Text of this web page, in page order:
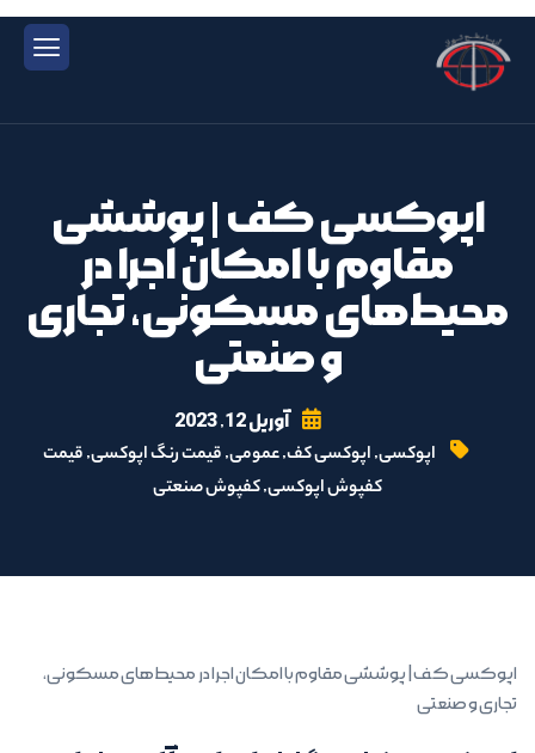
اپوکسی کف | پوششی
مقاوم با امکان اجرا در
محیط‌های مسکونی، تجاری
و صنعتی
آوریل 12, 2023
اپوکسی,اپوکسی کف,عمومی,قیمت رنگ اپوکسی,قیمت
کفپوش اپوکسی,کفپوش صنعتی
اپوکسی کف | پوششی مقاوم با امکان اجرا در محیط‌های مسکونی،
تجاری و صنعتی